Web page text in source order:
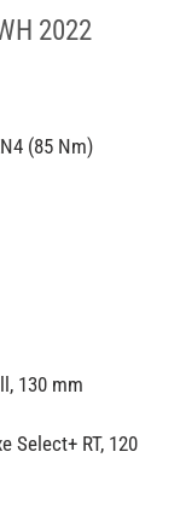
2022
(85 Nm)
130 mm
Select+ RT, 120